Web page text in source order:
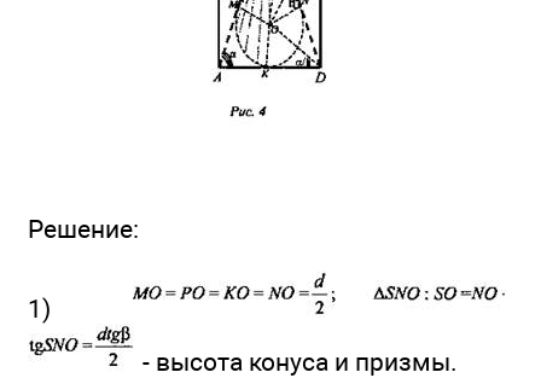
Решение:
1)
- высота конуса и призмы.